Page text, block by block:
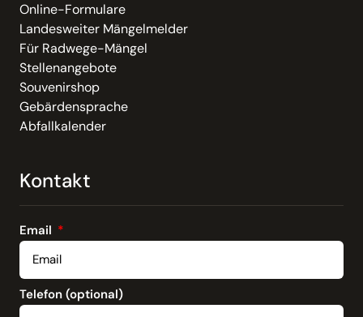
Online-Formulare
Landesweiter Mängelmelder
Für Radwege-Mängel
Stellenangebote
Souvenirshop
Gebärdensprache
Abfallkalender
Kontakt
Email
Telefon (optional)